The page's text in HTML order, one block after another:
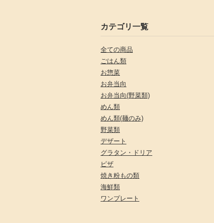
カテゴリ一覧
全ての商品
ごはん類
お惣菜
お弁当向
お弁当向(野菜類)
めん類
めん類(麺のみ)
野菜類
デザート
グラタン・ドリア
ピザ
焼き粉もの類
海鮮類
ワンプレート